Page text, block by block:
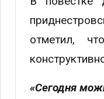
отметил,
«Сегодня